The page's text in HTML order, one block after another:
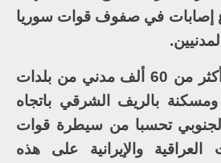
إصابات في صفوف قوات سوريا
من جهة أخرى نزح أكثر من 60 ألف مدني من بلدات
بالريف الشرقي باتجاه
الجنوبي تحسبا من سيطرة قوات
العراقية والإيرانية على هذه